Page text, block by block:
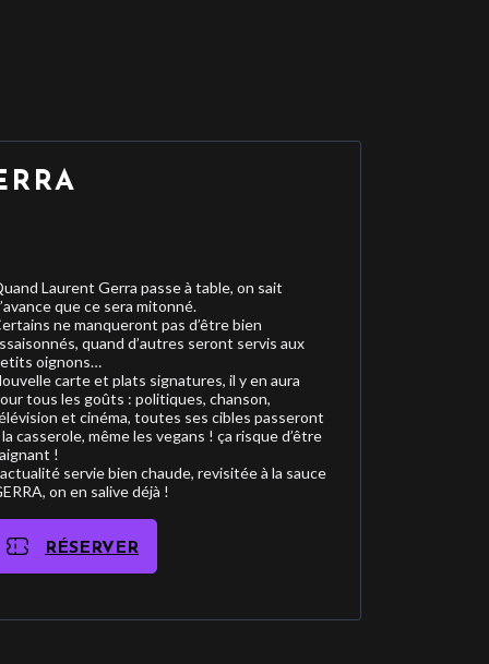
Laurent Gerra passe à table, on sait
que ce sera mitonné.
ne manqueront pas d’être bien
quand d’autres seront servis aux
oignons…
carte et plats signatures, il y en aura
tous les goûts : politiques, chanson,
et cinéma, toutes ses cibles passeront
la casserole, même les vegans ! ça risque d’être
!
servie bien chaude, revisitée à la sauce
on en salive déjà !
RÉSERVER